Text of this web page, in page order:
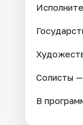
Солисты
В